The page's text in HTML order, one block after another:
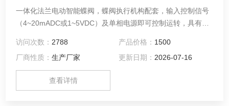
一体化法兰电动智能蝶阀，蝶阀执行机构配套，输入控制信号
（4~20mADC或1~5VDC）及单相电源即可控制运转，具有功
大，特别是适合于介质是粘稠、含颗粒、纤维性质的场合。选
采用三偏心多层次金属密封结构,无机械磨损，可达到零泄漏，
有良好的双向密封功能。
访问次数： 2788 产品价格： 1500
厂商性质：生产厂家 更新日期： 2026-07-16
查看详情